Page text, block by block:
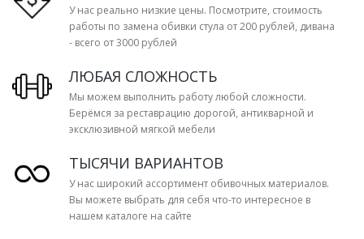
У нас реально низкие цены. Посмотрите, стоимость
работы по замена обивки стула от 200 рублей, дивана
- всего от 3000 рублей
ЛЮБАЯ СЛОЖНОСТЬ
Мы можем выполнить работу любой сложности.
Берёмся за реставрацию дорогой, антикварной и
эксклюзивной мягкой мебели
ТЫСЯЧИ ВАРИАНТОВ
У нас широкий ассортимент обивочных материалов.
Вы можете выбрать для себя что-то интересное в
нашем каталоге на сайте